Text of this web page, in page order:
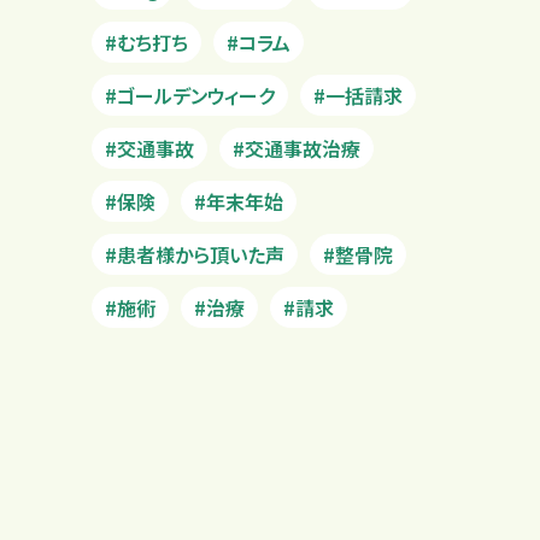
#むち打ち
#コラム
#ゴールデンウィーク
#一括請求
#交通事故
#交通事故治療
#保険
#年末年始
#患者様から頂いた声
#整骨院
#施術
#治療 #請求